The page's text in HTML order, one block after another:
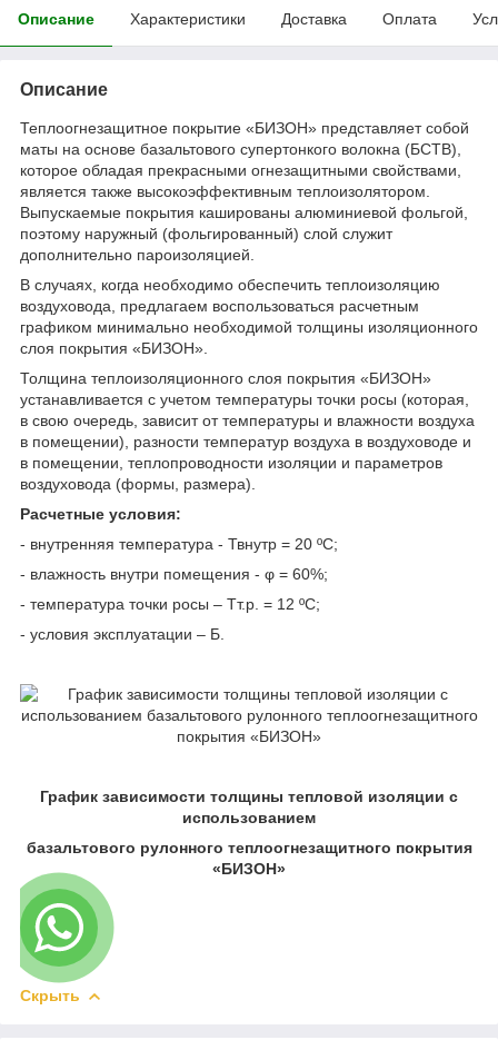
Описание Характеристики Доставка Оплата
Описание
Теплоогнезащитное покрытие «БИЗОН» представляет собой
маты на основе базальтового супертонкого волокна (БСТВ),
которое обладая прекрасными огнезащитными свойствами,
является также высокоэффективным теплоизолятором.
Выпускаемые покрытия кашированы алюминиевой фольгой,
поэтому наружный (фольгированный) слой служит
дополнительно пароизоляцией.
В случаях, когда необходимо обеспечить теплоизоляцию
воздуховода, предлагаем воспользоваться расчетным
графиком минимально необходимой толщины изоляционного
слоя покрытия «БИЗОН».
Толщина теплоизоляционного слоя покрытия «БИЗОН»
устанавливается с учетом температуры точки росы (которая,
в свою очередь, зависит от температуры и влажности воздуха
в помещении), разности температур воздуха в воздуховоде и
в помещении, теплопроводности изоляции и параметров
воздуховода (формы, размера).
Расчетные условия:
- внутренняя температура - Твнутр = 20 ºС;
- влажность внутри помещения - φ = 60%;
- температура точки росы – Тт.р. = 12 ºС;
- условия эксплуатации – Б.
График зависимости толщины тепловой изоляции с
использованием
базальтового рулонного теплоогнезащитного покрытия
«БИЗОН»
Скрыть